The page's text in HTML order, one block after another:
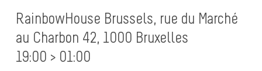
RainbowHouse Brussels, rue du Marché
au Charbon 42, 1000 Bruxelles
19:00 > 01:00